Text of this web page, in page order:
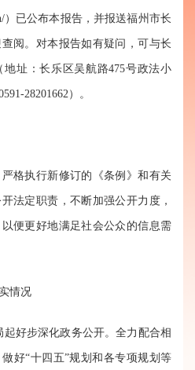
）已公布本报告，并报送福州市长
阅。对本报告如有疑问，可与长
址：长乐区吴航路475号政法小
28201662）。
格执行新修订的《条例》和有关
法定职责，不断加强公开力度，
便更好地满足社会公众的信息需
情况
起好步深化政务公开。全力配合相
好“十四五”规划和各专项规划等